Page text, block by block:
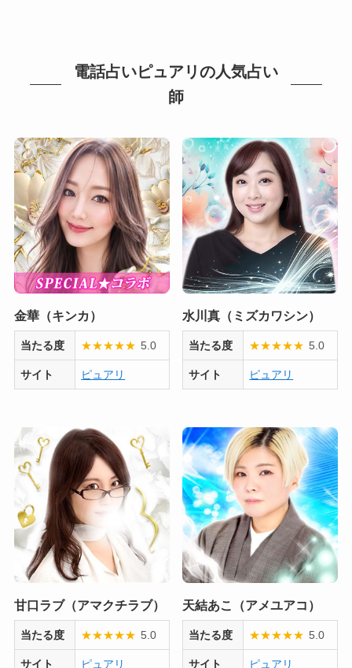
電話占いピュアリの人気占い
師
金華（キンカ）
当たる度 ★★★★★ 5.0
サイト ピュアリ
水川真（ミズカワシン）
当たる度 ★★★★★ 5.0
サイト ピュアリ
甘口ラブ（アマクチラブ）
当たる度 ★★★★★ 5.0
サイト ピュアリ
天結あこ（アメユアコ）
当たる度 ★★★★★ 5.0
サイト ピュアリ